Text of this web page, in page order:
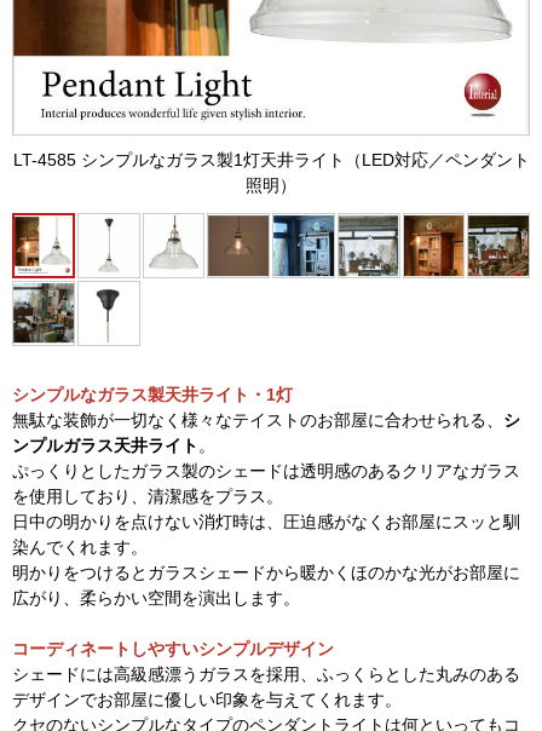
LT-4585 シンプルなガラス製1灯天井ライト（LED対応／ペンダント
照明）
シンプルなガラス製天井ライト・1灯
無駄な装飾が一切なく様々なテイストのお部屋に合わせられる、 シ
ンプルガラス天井ライト 。
ぷっくりとしたガラス製のシェードは透明感のあるクリアなガラス
を使用しており、清潔感をプラス。
日中の明かりを点けない消灯時は、圧迫感がなくお部屋にスッと馴
染んでくれます。
明かりをつけるとガラスシェードから暖かくほのかな光がお部屋に
広がり、柔らかい空間を演出します。
コーディネートしやすいシンプルデザイン
シェードには高級感漂うガラスを採用、ふっくらとした丸みのある
デザインでお部屋に優しい印象を与えてくれます。
クセのないシンプルなタイプのペンダントライトは何といってもコ